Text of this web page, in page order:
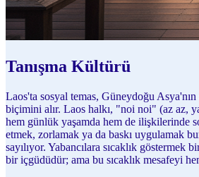
Tanışma Kültürü
Laos'ta sosyal temas, Güneydoğu Asya'nın
biçimini alır. Laos halkı, "noi noi" (az az,
hem günlük yaşamda hem de ilişkilerinde
etmek, zorlamak ya da baskı uygulamak
sayılıyor. Yabancılara sıcaklık göstermek
bir içgüdüdür; ama bu sıcaklık mesafeyi